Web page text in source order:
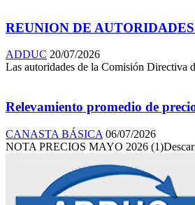
REUNION DE
ADDUC 20/07/2026
Las autoridades de la Comisión Directiva
Relevamiento promedio de
CANASTA BÁSICA 06/07/2026
NOTA PRECIOS MAYO 2026